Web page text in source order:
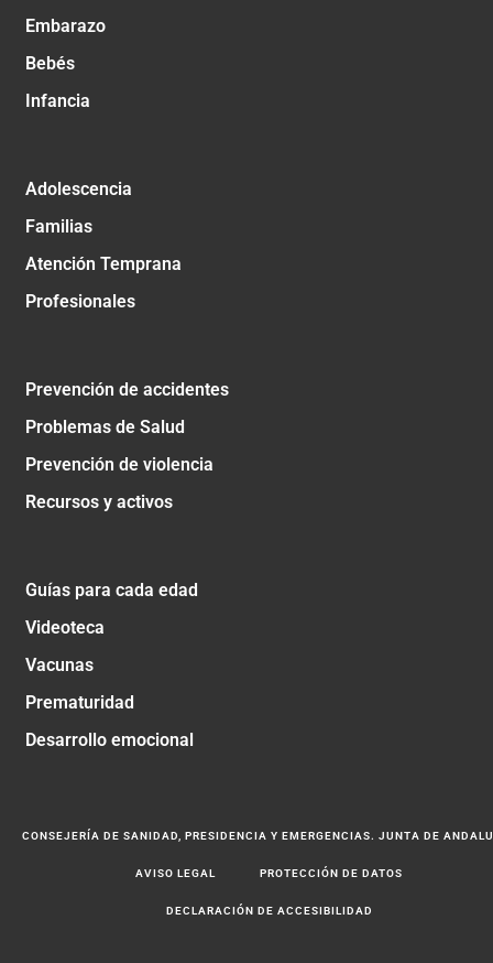
Embarazo
Bebés
Infancia
Adolescencia
Familias
Atención Temprana
Profesionales
Prevención de accidentes
Problemas de Salud
Prevención de violencia
Recursos y activos
Guías para cada edad
Videoteca
Vacunas
Prematuridad
Desarrollo emocional
CONSEJERÍA DE SANIDAD, PRESIDENCIA Y EMERGENCIAS. JUNTA DE
AVISO LEGAL PROTECCIÓN DE DATOS
DECLARACIÓN DE ACCESIBILIDAD